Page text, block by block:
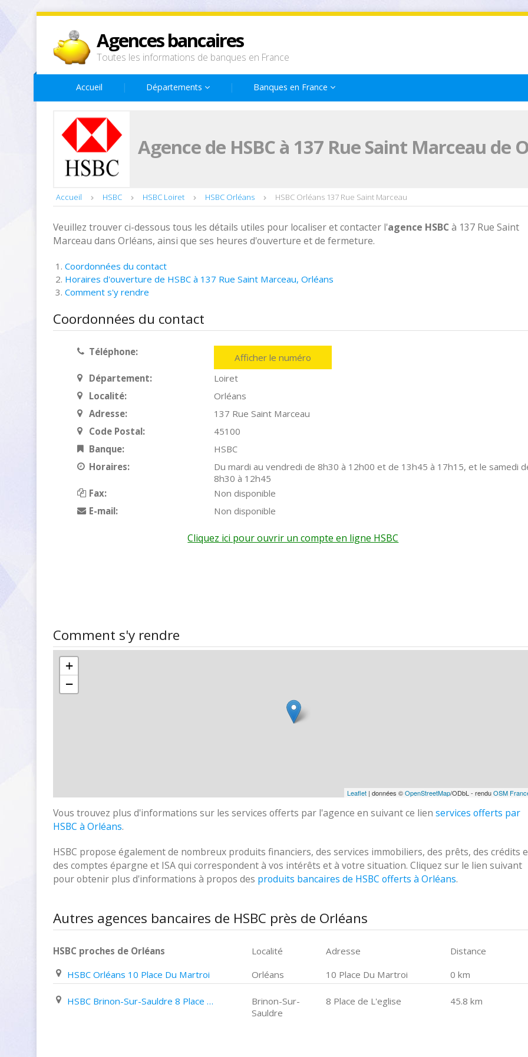
Agences bancaires
Toutes les informations de banques en France
Accueil Départements Banques en France
Agence de HSBC à 137 Rue Saint Marceau de
Accueil HSBC HSBC Loiret HSBC Orléans HSBC Orléans 137 Rue Saint Marceau
Veuillez trouver ci-dessous tous les détails utiles pour localiser et contacter l'agence HSBC à 137 Rue Saint
Marceau dans Orléans, ainsi que ses heures d'ouverture et de fermeture.
Coordonnées du contact
Horaires d'ouverture de HSBC à 137 Rue Saint Marceau, Orléans
Comment s'y rendre
Coordonnées du contact
Téléphone:
Afficher le numéro
Département:
Loiret
Localité:
Orléans
Adresse:
137 Rue Saint Marceau
Code Postal:
45100
Banque:
HSBC
Horaires:
Du mardi au vendredi de 8h30 à 12h00 et de 13h45 à 17h15, et le samedi
8h30 à 12h45
Fax:
Non disponible
E-mail:
Non disponible
Cliquez ici pour ouvrir un compte en ligne HSBC
Comment s'y rendre
+
−
Leaflet| données ©OpenStreetMap/ODbL - renduOSM
Vous trouvez plus d'informations sur les services offerts par l'agence en suivant ce lien services offerts par
HSBC à Orléans.
HSBC propose également de nombreux produits financiers, des services immobiliers, des prêts, des crédits
des comptes épargne et ISA qui correspondent à vos intérêts et à votre situation. Cliquez sur le lien suivant
pour obtenir plus d'informations à propos des produits bancaires de HSBC offerts à Orléans.
Autres agences bancaires de HSBC près de Orléans
HSBC proches de Orléans Localité Adresse
Distance
HSBC Orléans 10 Place Du Martroi
Orléans 10 Place Du Martroi 0 km
HSBC Brinon-Sur-Sauldre 8 Place de L'eglise
Brinon-Sur-
Sauldre
8 Place de L'eglise 45.8 km